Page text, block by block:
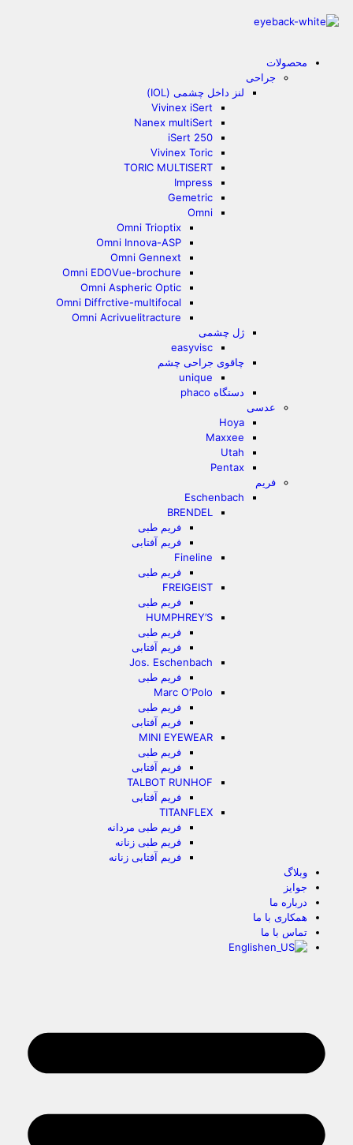
محصولات
جراحی
لنز داخل چشمی (IOL)
Vivinex iSert
Nanex multiSert
iSert 250
Vivinex Toric
TORIC MULTISERT
Impress
Gemetric
Omni
Omni Trioptix
Omni Innova-ASP
Omni Gennext
Omni EDOVue-brochure
Omni Aspheric Optic
Omni Diffrctive-multifocal
Omni Acrivuelitracture
ژل چشمی
easyvisc
چاقوی جراحی چشم
unique
دستگاه phaco
عدسی
Hoya
Maxxee
Utah
Pentax
فریم
Eschenbach
BRENDEL
فریم طبی
فریم آفتابی
Fineline
فریم طبی
FREIGEIST
فریم طبی
HUMPHREY’S
فریم طبی
فریم آفتابی
Jos. Eschenbach
فریم طبی
Marc O‘Polo
فریم طبی
فریم آفتابی
MINI EYEWEAR
فریم طبی
فریم آفتابی
TALBOT RUNHOF
فریم آفتابی
TITANFLEX
فریم طبی مردانه
فریم طبی زنانه
فریم آفتابی زنانه
وبلاگ
جوایز
درباره ما
همکاری با ما
تماس با ما
English